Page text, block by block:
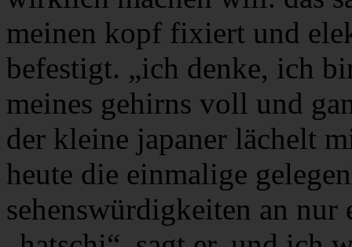
meinen kopf fixiert und
befestigt. „ich denke, ich
meines gehirns voll und
der kleine japaner lächelt
heute die einmalige
sehenswürdigkeiten an